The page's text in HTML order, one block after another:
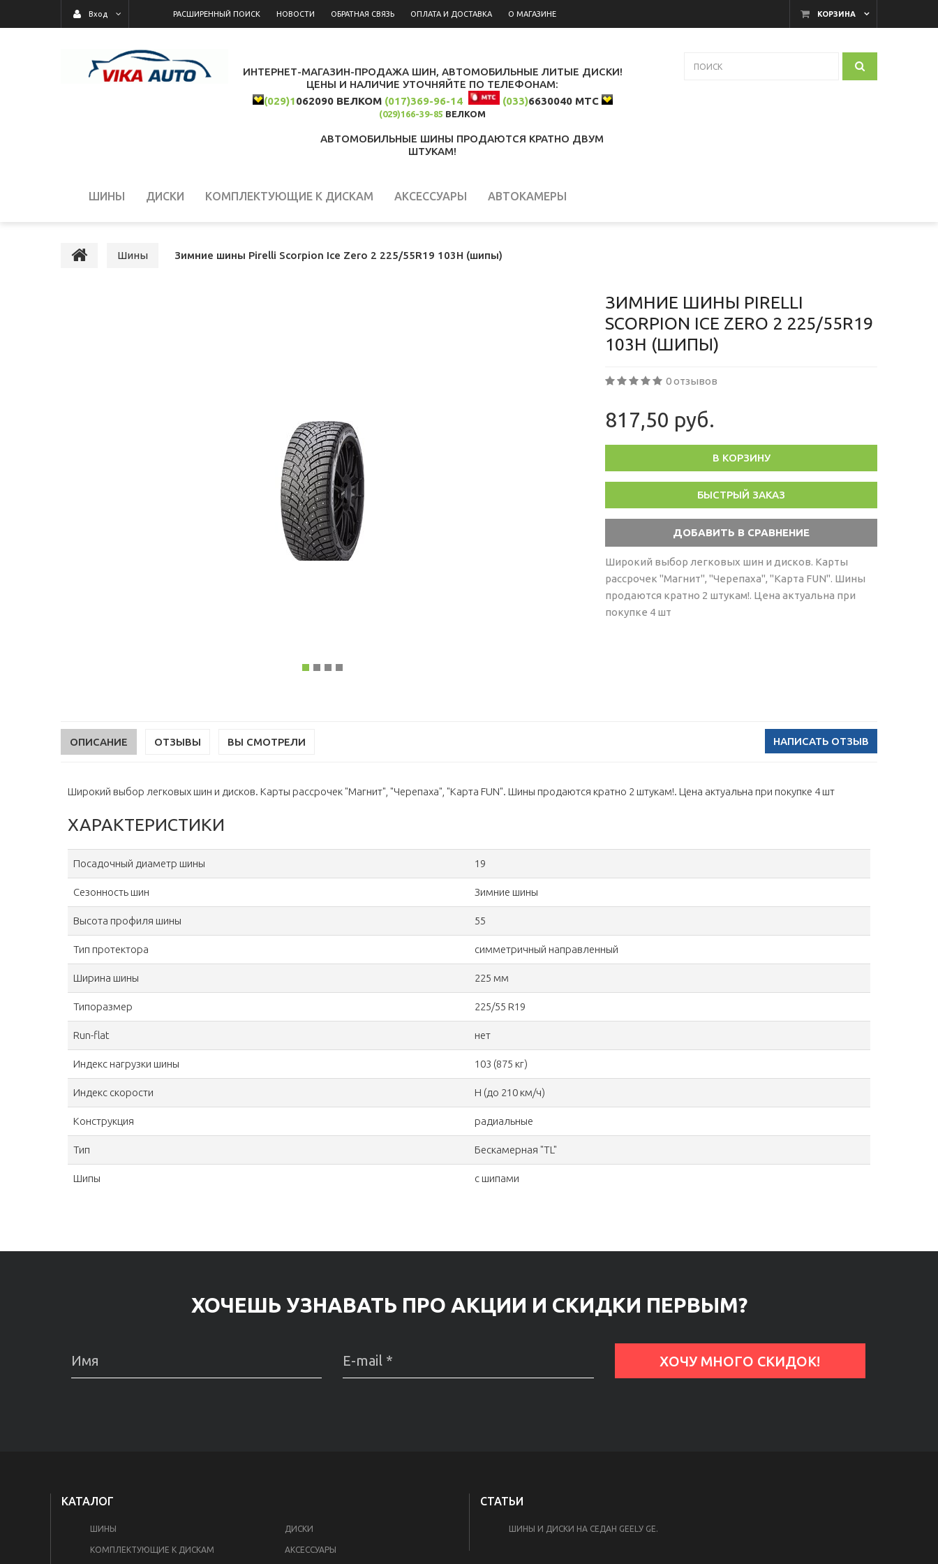
КОРЗИНА
Вход РАСШИРЕННЫЙ ПОИСК НОВОСТИ ОБРАТНАЯ СВЯЗЬ ОПЛАТА И ДОСТАВКА О МАГАЗИНЕ
ИНТЕРНЕТ-МАГАЗИН-ПРОДАЖА ШИН, АВТОМОБИЛЬНЫЕ ЛИТЫЕ ДИСКИ!
ЦЕНЫ И НАЛИЧИЕ УТОЧНЯЙТЕ ПО ТЕЛЕФОНАМ:
(029)1062090 ВЕЛКОМ (017)369-96-14 (033)6630040 МТС
(029)166-39-85 ВЕЛКОМ
АВТОМОБИЛЬНЫЕ ШИНЫ ПРОДАЮТСЯ КРАТНО ДВУМ
ШТУКАМ!
ШИНЫ ДИСКИ КОМПЛЕКТУЮЩИЕ К ДИСКАМ АКСЕССУАРЫ АВТОКАМЕРЫ
Шины Зимние шины Pirelli Scorpion Ice Zero 2 225/55R19 103H (шипы)
ЗИМНИЕ ШИНЫ PIRELLI
SCORPION ICE ZERO 2 225/55R19
103H (ШИПЫ)
0 отзывов
817,50 руб.
В КОРЗИНУ
БЫСТРЫЙ ЗАКАЗ
Широкий выбор легковых шин и дисков. Карты
рассрочек "Магнит", "Черепаха", "Карта FUN". Шины
продаются кратно 2 штукам!. Цена актуальна при
покупке 4 шт
ОПИСАНИЕ ОТЗЫВЫ НАПИСАТЬ ОТЗЫВ
ВЫ СМОТРЕЛИ
Широкий выбор легковых шин и дисков. Карты рассрочек "Магнит", "Черепаха", "Карта FUN". Шины продаются кратно 2 штукам!. Цена актуальна при покупке 4 шт
ХАРАКТЕРИСТИКИ
Посадочный диаметр шины 19
Сезонность шин Зимние шины
Высота профиля шины 55
Тип протектора симметричный направленный
Ширина шины 225 мм
Типоразмер 225/55 R19
Run-flat нет
Индекс нагрузки шины 103 (875 кг)
Индекс скорости H (до 210 км/ч)
Конструкция радиальные
Тип Бескамерная "TL"
Шипы с шипами
ХОЧЕШЬ УЗНАВАТЬ ПРО АКЦИИ И СКИДКИ ПЕРВЫМ?
КАТАЛОГ
ШИНЫ ДИСКИ
КОМПЛЕКТУЮЩИЕ К ДИСКАМ АКСЕССУАРЫ
СТАТЬИ
ШИНЫ И ДИСКИ НА СЕДАН GEELУ GE.